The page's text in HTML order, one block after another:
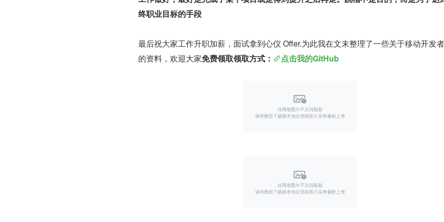
终职业目标的手段
最后祝大家工作升职加薪，面试拿到心仪 Offer.为此我在文末整理了一些关于移动开发
的资料，欢迎大家免费领取领取方式： 点击我的GitHub